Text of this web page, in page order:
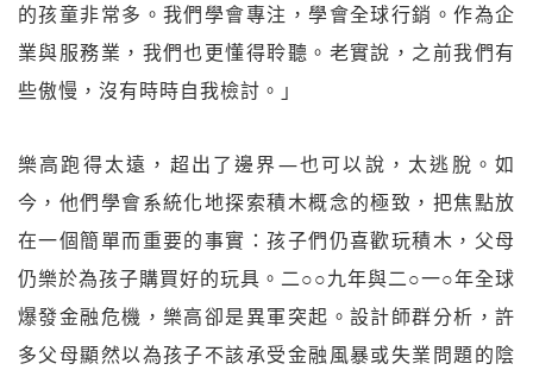
的孩童非常多。我們學會專注，學會全球行銷。作為企
業與服務業，我們也更懂得聆聽。老實說，之前我們有
些傲慢，沒有時時自我檢討。」
樂高跑得太遠，超出了邊界—也可以說，太逃脫。如
今，他們學會系統化地探索積木概念的極致，把焦點放
在一個簡單而重要的事實：孩子們仍喜歡玩積木，父母
仍樂於為孩子購買好的玩具。二○○九年與二○一○年全球
爆發金融危機，樂高卻是異軍突起。設計師群分析，許
多父母顯然以為孩子不該承受金融風暴或失業問題的陰